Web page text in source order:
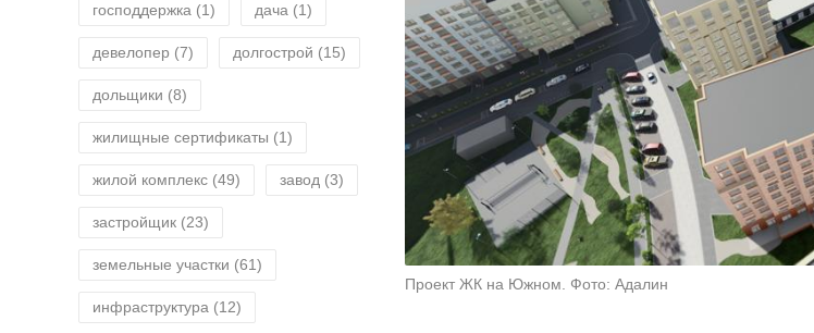
Проект ЖК на Южном. Фото: Адалин
господдержка (1) дача (1)
девелопер (7) долгострой (15)
дольщики (8)
жилищные сертификаты (1)
жилой комплекс (49) завод (3)
застройщик (23)
земельные участки (61)
инфраструктура (12)